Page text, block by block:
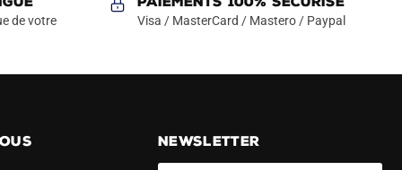
de votre Visa / MasterCard / Mastero / Paypal
NEWSLETTER